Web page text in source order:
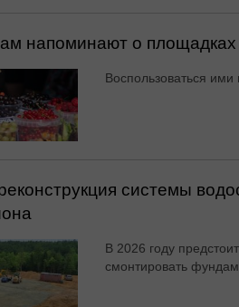
напоминают о площадках
Воспользоваться
системы
В 2026 году
смонтировать